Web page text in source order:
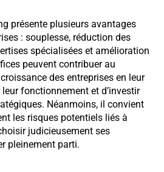
présente plusieurs avantages
: souplesse, réduction des
spécialisées et amélioration
peuvent contribuer au
des entreprises en leur
fonctionnement et d’investir
Néanmoins, il convient
les risques potentiels liés à
judicieusement ses
pleinement parti.